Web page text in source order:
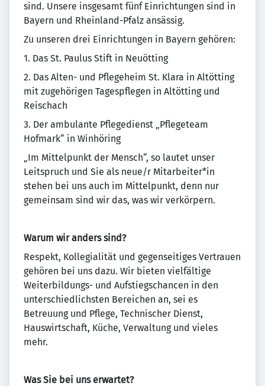
sind. Unsere insgesamt fünf Einrichtungen sind in
Bayern und Rheinland-Pfalz ansässig.
Zu unseren drei Einrichtungen in Bayern gehören:
1. Das St. Paulus Stift in Neuötting
2. Das Alten- und Pflegeheim St. Klara in Altötting
mit zugehörigen Tagespflegen in Altötting und
Reischach
3. Der ambulante Pflegedienst „Pflegeteam
Hofmark“ in Winhöring
„Im Mittelpunkt der Mensch“, so lautet unser
Leitspruch und Sie als neue/r Mitarbeiter*in
stehen bei uns auch im Mittelpunkt, denn nur
gemeinsam sind wir das, was wir verkörpern.
Warum wir anders sind?
Respekt, Kollegialität und gegenseitiges Vertrauen
gehören bei uns dazu. Wir bieten vielfältige
Weiterbildungs- und Aufstiegschancen in den
unterschiedlichsten Bereichen an, sei es
Betreuung und Pflege, Technischer Dienst,
Hauswirtschaft, Küche, Verwaltung und vieles
mehr.
Was Sie bei uns erwartet?